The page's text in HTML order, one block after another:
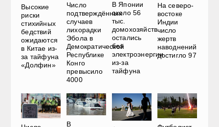
Высокие
риски
стихийных
бедствий
ожидаются
в Китае из-
за тайфуна
«Долфин»
Число
подтверждённых
случаев
лихорадки
Эбола в
Демократической
Республике
Конго
превысило
4000
В Японии
около 56
тыс.
домохозяйств
остались
без
электроэнергии
из-за
тайфуна
На северо-
востоке
Индии
число
жертв
наводнений
достигло 97
В